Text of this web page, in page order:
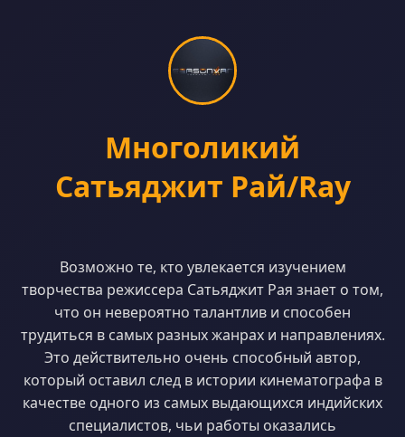
Многоликий
Сатьяджит Рай/Ray
Возможно те, кто увлекается изучением
творчества режиссера Сатьяджит Рая знает о том,
что он невероятно талантлив и способен
трудиться в самых разных жанрах и направлениях.
Это действительно очень способный автор,
который оставил след в истории кинематографа в
качестве одного из самых выдающихся индийских
специалистов, чьи работы оказались